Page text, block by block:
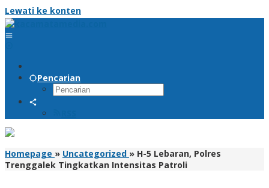
Lewati ke konten
Pencarian
Homepage » Uncategorized » H-5 Lebaran, Polres
Trenggalek Tingkatkan Intensitas Patroli